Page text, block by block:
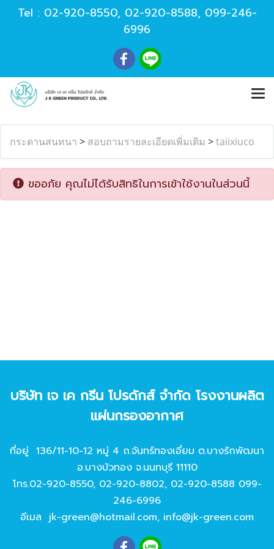
Tel : 02-920-8550, 02-920-8588, 099-246-
6996
กระดานสนทนา > สอบถามรายละเอียดเพิ่มเติม >taiixiuco
ขออภัย คุณไม่ได้รับสิทธิในการเข้าใช้งานในส่วนนี้
บริษัท เจ เค กรีน โปรดักส์ จํากัด โรงงานผลิต
แผ่นกรองอากาศ
ที่อยู่ 136/11-10-12 หมู่ 4 ถ.จันทร์ทองเอี่ยม ต.บางรักพัฒนา
อ.บางบัวทอง จ.นนทบุรี 11110
โทร.02-920-8550, 02-920-8802, 02-920-8588 099-
246-6996
อีเมล jk-green@hotmail.com, info@jk-green.com